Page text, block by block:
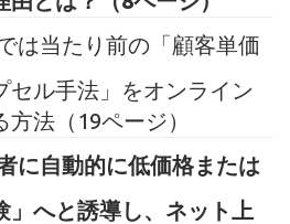
は当たり前の「顧客単価
セル手法」をオンライン
法（19ページ）
に自動的に低価格または
」へと誘導し、ネット上